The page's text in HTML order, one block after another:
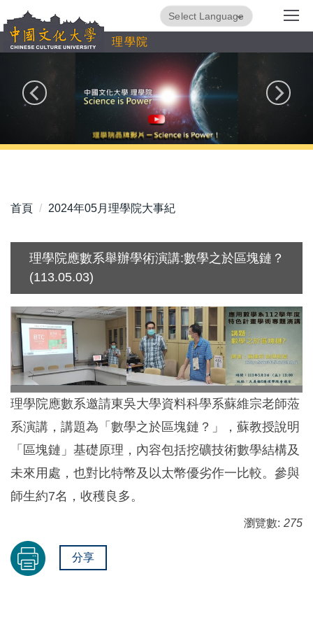
到
主
理學院
Translate
首頁 2024年05月理學院大事紀
理學院應數系舉辦學術演講:數學之於區塊鏈？
(113.05.03)
理學院應數系邀請東吳大學資料科學系蘇維宗老師蒞
系演講，講題為「數學之於區塊鏈？」，蘇教授說明
「區塊鏈」基礎原理，內容包括挖礦技術數學結構及
未來用處，也對比特幣及以太幣優劣作一比較。參與
師生約7名，收穫良多。
瀏覽數: 275
分享